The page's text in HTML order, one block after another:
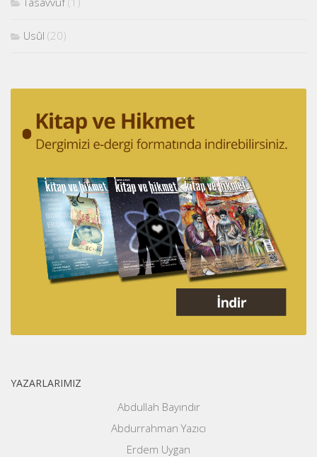
Usûl (20)
YAZARLARIMIZ
Abdullah Bayındır
Abdurrahman Yazıcı
Erdem Uygan